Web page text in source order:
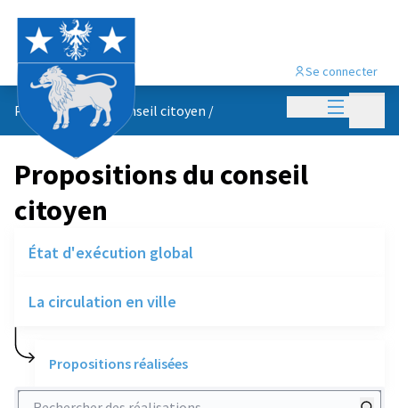
Menu
Se connecter
Propositions du conseil citoyen /
Propositions du conseil
citoyen
État d'exécution global
La circulation en ville
Propositions réalisées
Rechercher des réalisations